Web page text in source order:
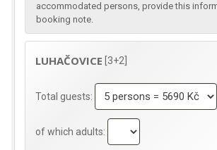
accommodated persons, provide this
booking note.
LUHAČOVICE [3+2]
Total guests:
of which adults: